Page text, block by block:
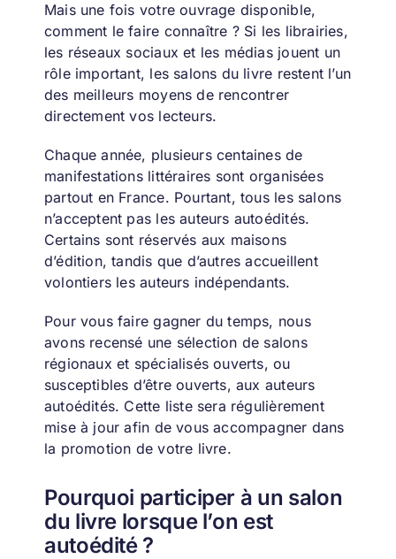
Mais une fois votre ouvrage disponible,
comment le faire connaître ? Si les librairies,
les réseaux sociaux et les médiasjouent un
rôle important, les salons du livre restent l’un
des meilleurs moyens de rencontrer
directement vos lecteurs.
Chaque année, plusieurs centaines de
manifestations littéraires sont organisées
partout en France. Pourtant, tous les salons
n’acceptent pas les auteurs autoédités.
Certains sont réservés aux maisons
d’édition, tandis que d’autres accueillent
volontiers les auteurs indépendants.
Pour vous faire gagner du temps, nous
avons recensé une sélection de salons
régionaux et spécialisés ouverts, ou
susceptibles d’être ouverts, aux auteurs
autoédités. Cette liste sera régulièrement
mise à jour afin de vous accompagner dans
la promotion de votre livre.
Pourquoi participer à un salon
du livre lorsque l’on est
autoédité ?